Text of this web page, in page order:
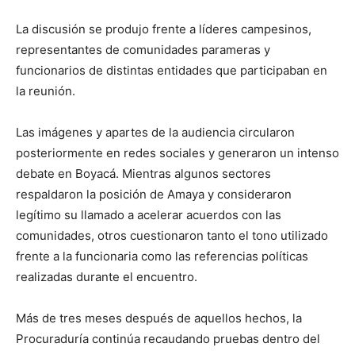
La discusión se produjo frente a líderes campesinos,
representantes de comunidades parameras y
funcionarios de distintas entidades que participaban en
la reunión.
Las imágenes y apartes de la audiencia circularon
posteriormente en redes sociales y generaron un intenso
debate en Boyacá. Mientras algunos sectores
respaldaron la posición de Amaya y consideraron
legítimo su llamado a acelerar acuerdos con las
comunidades, otros cuestionaron tanto el tono utilizado
frente a la funcionaria como las referencias políticas
realizadas durante el encuentro.
Más de tres meses después de aquellos hechos, la
Procuraduría continúa recaudando pruebas dentro del